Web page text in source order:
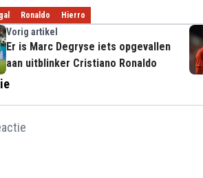
Ronaldo Hierro
Vorig artikel
Er is Marc Degryse iets opgevallen
aan uitblinker Cristiano Ronaldo